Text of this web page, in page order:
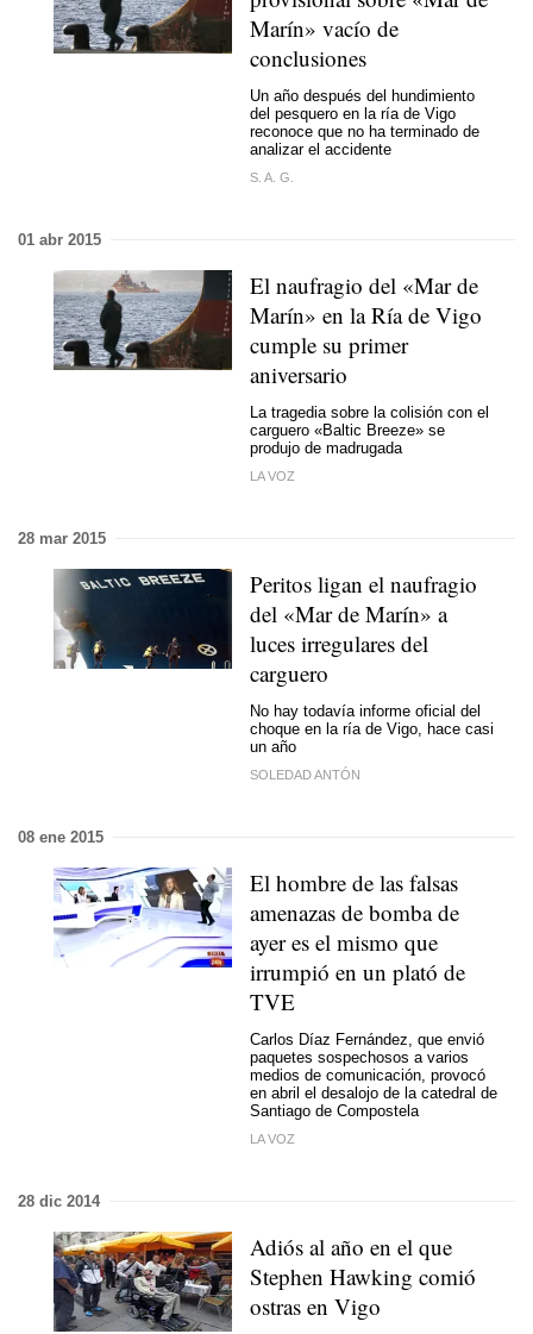
Marín» vacío de
conclusiones
Un año después del hundimiento
del pesquero en la ría de Vigo
reconoce que no ha terminado de
analizar el accidente
S. A. G.
01 abr 2015
El naufragio del «Mar de
Marín» en la Ría de Vigo
cumple su primer
aniversario
La tragedia sobre la colisión con el
carguero «Baltic Breeze» se
produjo de madrugada
LA VOZ
28 mar 2015
Peritos ligan el naufragio
del «Mar de Marín» a
luces irregulares del
carguero
No hay todavía informe oficial del
choque en la ría de Vigo, hace casi
un año
SOLEDAD ANTÓN
08 ene 2015
El hombre de las falsas
amenazas de bomba de
ayer es el mismo que
irrumpió en un plató de
TVE
Carlos Díaz Fernández, que envió
paquetes sospechosos a varios
medios de comunicación, provocó
en abril el desalojo de la catedral de
Santiago de Compostela
LA VOZ
28 dic 2014
Adiós al año en el que
Stephen Hawking comió
ostras en Vigo